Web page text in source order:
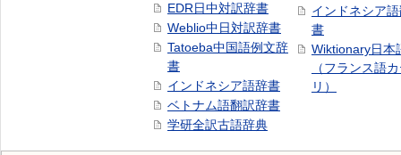
EDR日中対訳辞書
Weblio中日対訳辞書
Tatoeba中国語例文辞
書
インドネシア語辞書
ベトナム語翻訳辞書
学研全訳古語辞典
インドネシア
書
Wiktionary日本
（フランス語
リ）